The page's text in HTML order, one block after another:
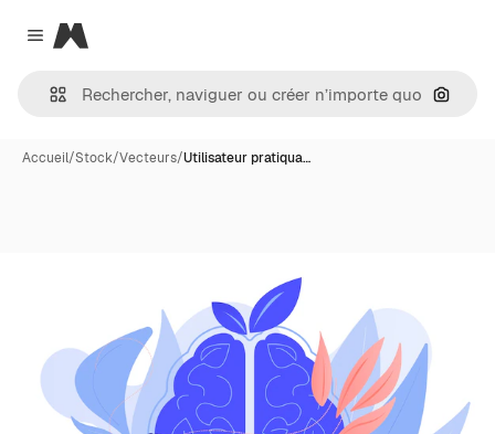
Close menu
Magnific
Accueil/Stock/Vecteurs/Utilisateur pratiqua…